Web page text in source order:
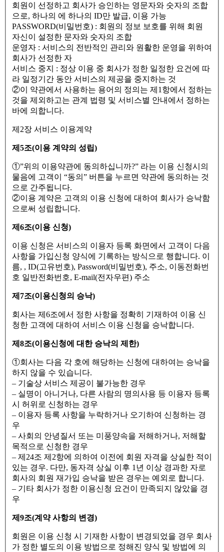
회원이 선정하고 회사가 승인하는 영문자와 숫자의 조합
으로, 하나의 에 하나의 ID만 발급, 이용 가능
PASSWORD(비밀번호) : 회원의 정보 보호를 위해 회원
자신이 설정한 문자와 숫자의 조합
운영자 : 서비스의 전반적인 관리와 원활한 운영을 위하여
회사가 선정한 자
서비스 중지 : 정상 이용 중 회사가 정한 일정한 요건에 따
라 일정기간 동안 서비스의 제공을 중지하는 것
②이 약관에서 사용하는 용어의 정의는 제1항에서 정하는
것을 제외하고는 관계 법령 및 서비스별 안내에서 정하는
바에 의합니다.
제2장 서비스 이용계약
제5조(이용 계약의 성립)
①”위의 이용약관에 동의하십니까?” 라는 이용 신청시의
물음에 고객이 “동의” 버튼을 누르면 약관에 동의하는 것
으로 간주됩니다.
②이용 계약은 고객의 이용 신청에 대하여 회사가 승낙함
으로써 성립합니다.
제6조(이용 신청)
이용 신청은 서비스의 이용자 등록 화면에서 고객이 다음
사항을 가입신청 양식에 기록하는 방식으로 행합니다. 이
름, , ID(고유번호), Password(비밀번호), 주소, 이동전화번
호 일반전화번호, E-mail(전자우편) 주소
제7조(이용신청의 승낙)
회사는 제6조에서 정한 사항을 정확히 기재하여 이용 신
청한 고객에 대하여 서비스 이용 신청을 승낙합니다.
제8조(이용신청에 대한 승낙의 제한)
①회사는 다음 각 호에 해당하는 신청에 대하여는 승낙을
하지 않을 수 있습니다.
– 기술상 서비스 제공이 불가능한 경우
– 실명이 아니거나, 다른 사람의 명의사용 등 이용자 등록
시 허위로 신청하는 경우
– 이용자 등록 사항을 누락하거나 오기하여 신청하는 경
우
– 사회의 안녕질서 또는 미풍양속을 저해하거나, 저해할
목적으로 신청한 경우
– 제24조 제2항에 의하여 이전에 회원 자격을 상실한 적이
있는 경우. 다만, 동자격 상실 이후 1년 이상 경과한 자로
회사의 회원 재가입 승낙을 받은 경우는 예외로 합니다.
– 기타 회사가 정한 이용신청 요건이 만족되지 않았을 경
우
제9조(계약 사항의 변경)
회원은 이용 신청 시 기재한 사항이 변경되었을 경우 회사
가 정한 별도의 이용 방법으로 정해진 양식 및 방법에 의